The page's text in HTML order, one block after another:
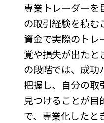
専業トレーダーを
の取引経験を積む
資金で実際のトレ
覚や損失が出たと
の段階では、成功
把握し、自分の取
見つけることが目
で、専業化したと